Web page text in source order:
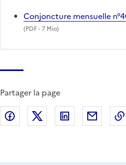
Conjoncture mensuelle
(PDF- 7 Mio)
Partager la page
Partager sur Facebook
Partager sur X
Partager sur